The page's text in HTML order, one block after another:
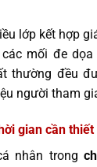
lớp kết hợp
mối đe
thường đều
người tham
gian cần thiết
nhân trong